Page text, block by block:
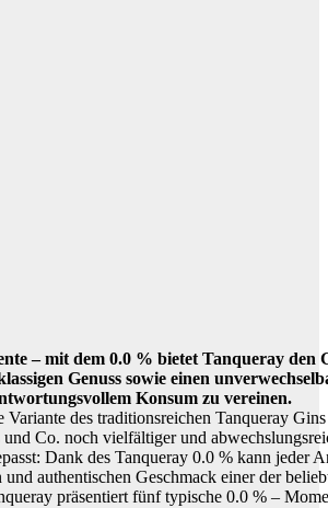
– mit dem 0.0 % bietet Tanqueray den
Genuss sowie einen
Konsum zu vereinen.
des traditionsreichen Tanqueray
Co. noch vielfältiger und
Dank des Tanqueray 0.0 % kann jeder
authentischen Geschmack einer der
präsentiert fünf typische 0.0 % –